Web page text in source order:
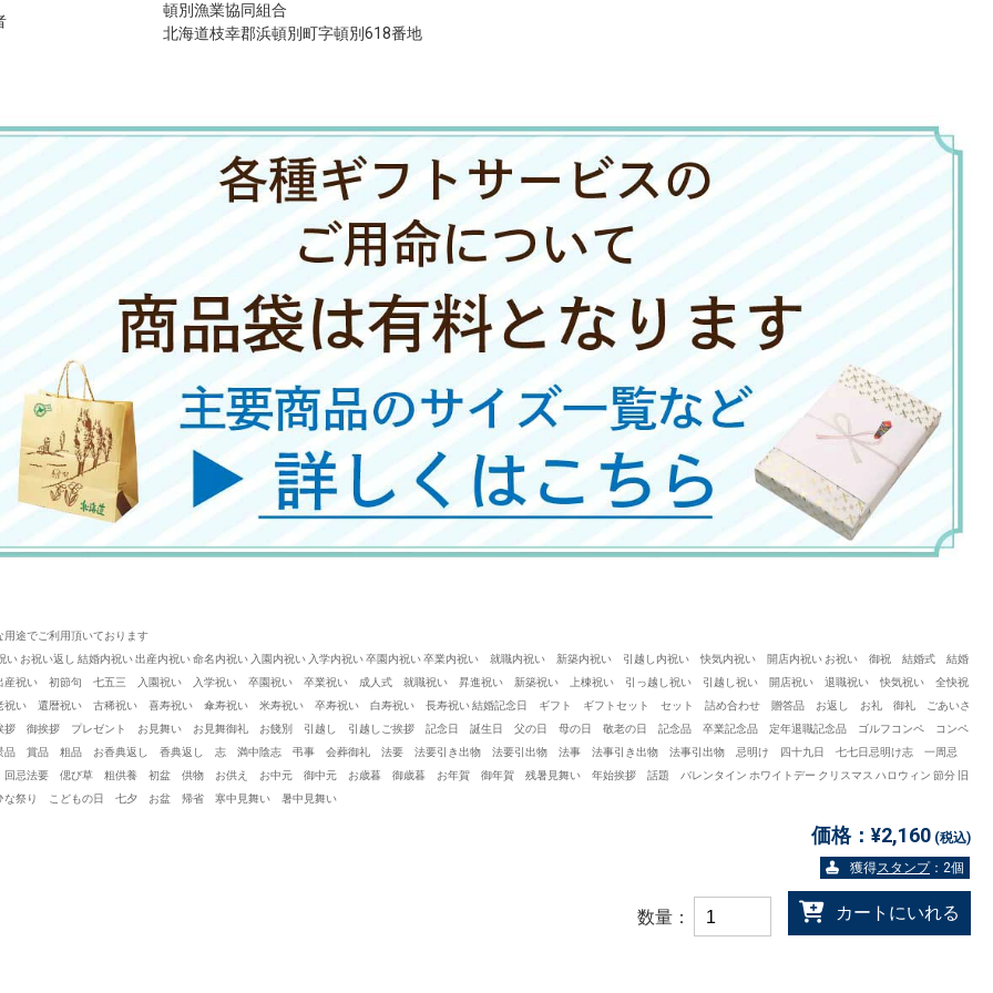
頓別漁業協同組合
北海道枝幸郡浜頓別町字頓別618番地
用途でご利用頂いております
い お祝い返し 結婚内祝い 出産内祝い 命名内祝い 入園内祝い 入学内祝い 卒園内祝い 卒業内祝い 就職内祝い 新築内祝い 引越し内祝い 快気内祝い 開店内祝い お祝い 御祝 結婚式 結婚
産祝い 初節句 七五三 入園祝い 入学祝い 卒園祝い 卒業祝い 成人式 就職祝い 昇進祝い 新築祝い 上棟祝い 引っ越し祝い 引越し祝い 開店祝い 退職祝い 快気祝い 全快祝
い 還暦祝い 古稀祝い 喜寿祝い 傘寿祝い 米寿祝い 卒寿祝い 白寿祝い 長寿祝い 結婚記念日 ギフト ギフトセット セット 詰め合わせ 贈答品 お返し お礼 御礼 ごあいさ
拶 御挨拶 プレゼント お見舞い お見舞御礼 お餞別 引越し 引越しご挨拶 記念日 誕生日 父の日 母の日 敬老の日 記念品 卒業記念品 定年退職記念品 ゴルフコンペ コンペ
品 賞品 粗品 お香典返し 香典返し 志 満中陰志 弔事 会葬御礼 法要 法要引き出物 法要引出物 法事 法事引き出物 法事引出物 忌明け 四十九日 七七日忌明け志 一周忌
忌法要 偲び草 粗供養 初盆 供物 お供え お中元 御中元 お歳暮 御歳暮 お年賀 御年賀 残暑見舞い 年始挨拶 話題 バレンタイン ホワイトデー クリスマス ハロウィン 節分 旧
な祭り こどもの日 七夕 お盆 帰省 寒中見舞い 暑中見舞い
価格： ¥2,160 (税込)
獲得スタンプ：2個
数量： カートにいれる